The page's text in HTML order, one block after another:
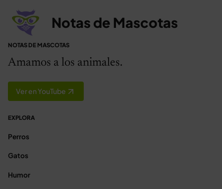
Notas de Mascotas
NOTAS DE MASCOTAS
Amamos a los animales.
Ver en YouTube
EXPLORA
Perros
Gatos
Humor